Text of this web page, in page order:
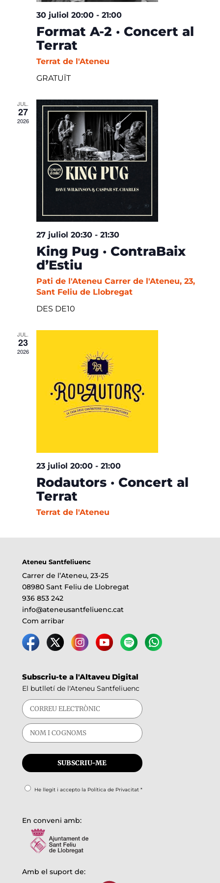
30 juliol 20:00- 21:00
Format A-2 · Concert al
Terrat
Terrat de l'Ateneu
GRATUÏT
JUL.
27
2026
27 juliol 20:30- 21:30
King Pug · ContraBaix
d’Estiu
Pati de l'Ateneu Carrer de l'Ateneu, 23,
Sant Feliu de Llobregat
DES DE10
JUL.
23
2026
23 juliol 20:00- 21:00
Rodautors · Concert al
Terrat
Terrat de l'Ateneu
Ateneu Santfeliuenc
Carrer de l’Ateneu, 23-25
08980 Sant Feliu de Llobregat
936 853 242
info@ateneusantfeliuenc.cat
Com arribar
Subscriu-te a l'Altaveu Digital
El butlletí de l'Ateneu Santfeliuenc
He llegit i accepto la Política de Privacitat*
En conveni amb:
Amb el suport de: